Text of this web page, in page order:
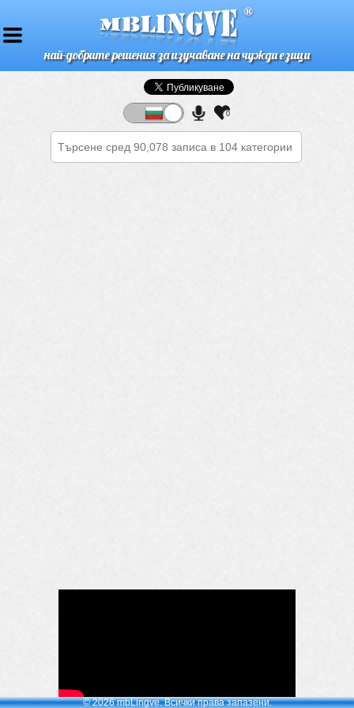
най-добрите решения за изучаване на чужди езици
0
© 2026 mbLingve. Всички права запазени.